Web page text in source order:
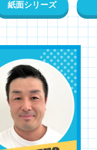
紙面シリーズ